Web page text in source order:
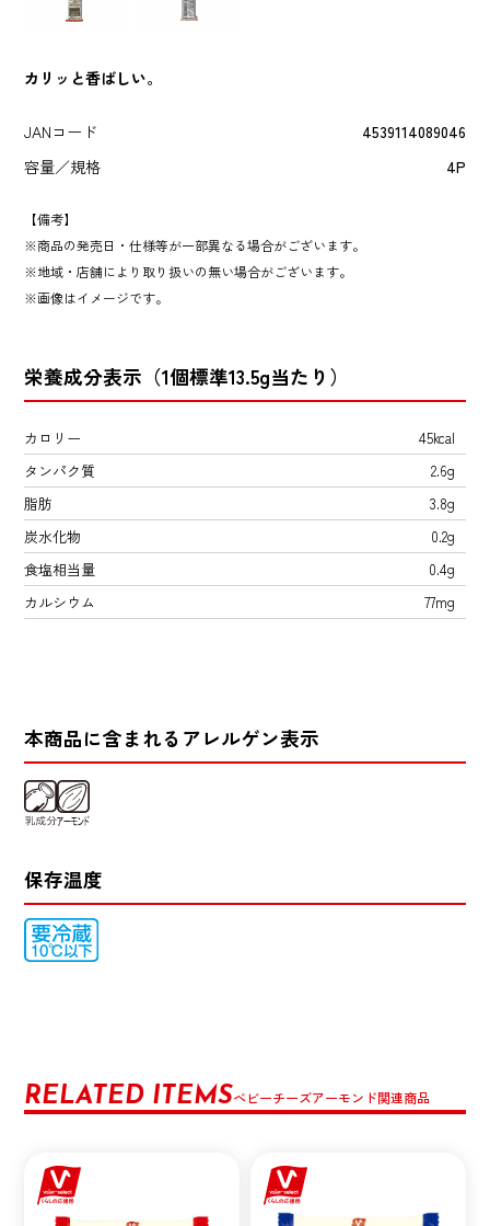
カリッと香ばしい。
JANコード
4539114089046
容量／規格
4P
【備考】
商品の発売日・仕様等が一部異なる場合がございます。
地域・店舗により取り扱いの無い場合がございます。
画像はイメージです。
栄養成分表示（1個標準13.5g当たり）
カロリー
45kcal
タンパク質
2.6g
脂肪
3.8g
炭水化物
0.2g
食塩相当量
0.4g
カルシウム
77mg
本商品に含まれるアレルゲン表示
保存温度
RELATED ITEMSベビーチーズアーモンド関連商品